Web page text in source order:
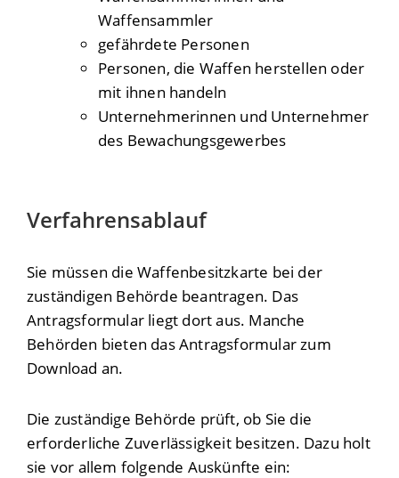
Waffensammler
gefährdete Personen
Personen, die Waffen herstellen oder
mit ihnen handeln
Unternehmerinnen und Unternehmer
des Bewachungsgewerbes
Verfahrensablauf
Sie müssen die Waffenbesitzkarte bei der
zuständigen Behörde beantragen. Das
Antragsformular liegt dort aus. Manche
Behörden bieten das Antragsformular zum
Download an.
Die zuständige Behörde prüft, ob Sie die
erforderliche Zuverlässigkeit besitzen. Dazu holt
sie vor allem folgende Auskünfte ein: